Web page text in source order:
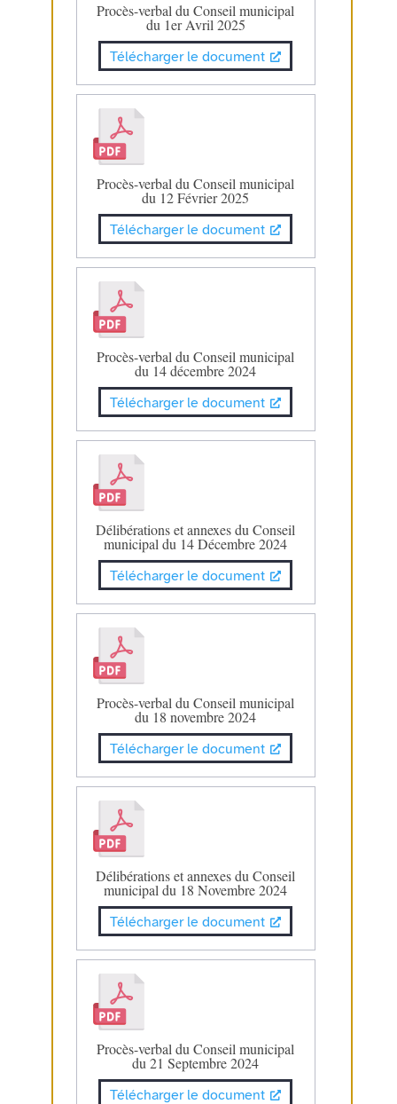
Procès-verbal du Conseil municipal
du 1er Avril 2025
Télécharger le document
Procès-verbal du Conseil municipal
du 12 Février 2025
Télécharger le document
Procès-verbal du Conseil municipal
du 14 décembre 2024
Télécharger le document
Délibérations et annexes du Conseil
municipal du 14 Décembre 2024
Télécharger le document
Procès-verbal du Conseil municipal
du 18 novembre 2024
Télécharger le document
Délibérations et annexes du Conseil
municipal du 18 Novembre 2024
Télécharger le document
Procès-verbal du Conseil municipal
du 21 Septembre 2024
Télécharger le document